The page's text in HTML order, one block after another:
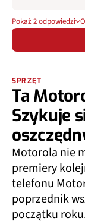
Pokaż 2 odpowiedzi
SPRZĘT
Ta
Szykuje
Motorola nie
premiery
telefonu
poprzednik
początku roku.